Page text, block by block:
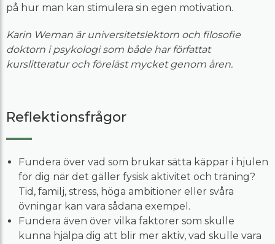
på hur man kan stimulera sin egen motivation.
Karin Weman är universitetslektorn och filosofie
doktorn i psykologi som både har författat
kurslitteratur och föreläst mycket genom åren.
Reflektionsfrågor
Fundera över vad som brukar sätta käppar i hjulen
för dig när det gäller fysisk aktivitet och träning?
Tid, familj, stress, höga ambitioner eller svåra
övningar kan vara sådana exempel.
Fundera även över vilka faktorer som skulle
kunna hjälpa dig att blir mer aktiv, vad skulle vara